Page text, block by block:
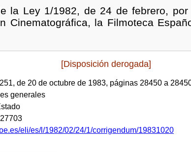
la Ley 1/1982, de 24 de febrero,
Cinematográfica, la Filmoteca
[Disposición derogada]
251, de 20 de octubre de 1983, páginas 28450 a
generales
eli/es/l/1982/02/24/1/corrigendum/19831020